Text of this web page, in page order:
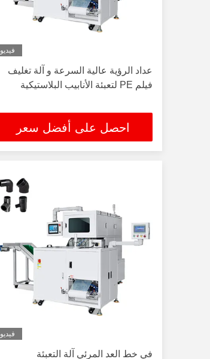
فيديو
عداد الرؤية عالية السرعة و آلة تغليف
فيلم PE لتعبئة الأنابيب البلاستيكية
احصل على أفضل سعر
فيديو
في خط العد المرئي آلة التعبئة